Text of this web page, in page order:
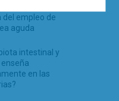
del empleo de
aguda
intestinal y
en las